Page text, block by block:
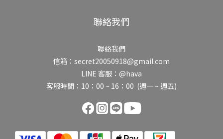
聯絡我們
聯絡我們
信箱：secret20050918@gmail.com
LINE 客服：@hava
客服時間：10：00 ~ 16：00 (週一 ~ 週五)